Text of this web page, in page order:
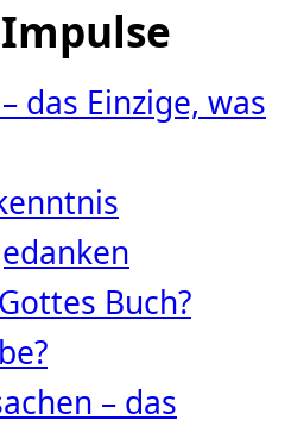
das Einzige, was
Buch?
– das